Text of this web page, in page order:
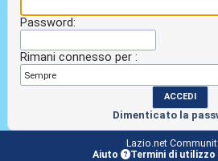
Password:
Rimani connesso per :
Dimenticato la
Lazio.net
Aiuto
Termini di utilizzo